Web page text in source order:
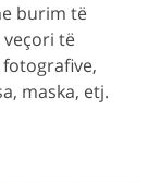
burim të
të
maska, etj.